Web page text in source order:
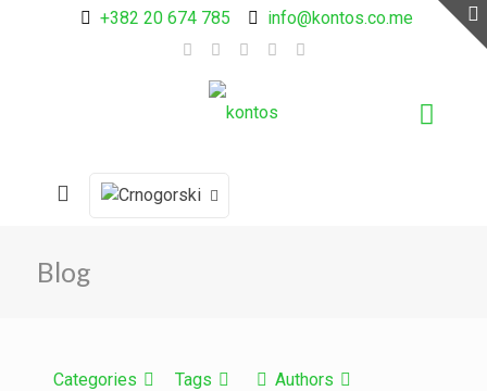
+382 20 674 785 info@kontos.co.me
Blog
Categories Tags
Authors